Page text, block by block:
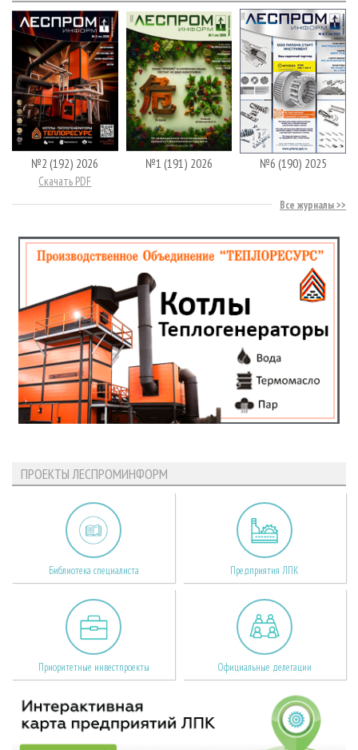
№2 (192) 2026
Скачать PDF
№1 (191) 2026 №6 (190) 2025
Все журналы
ПРОЕКТЫ ЛЕСПРОМИНФОРМ
Библиотека специалиста Предприятия ЛПК
Приоритетные инвестпроекты Официальные делегации